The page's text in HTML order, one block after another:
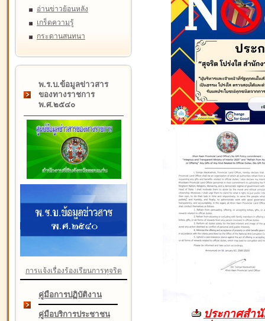
อ่านข่าวย้อนหลัง
เกร็ดความรู้
กระดานสนทนา
พ.ร.บ.ข้อมูลข่าวสาร
ของทางราชการ
พ.ศ.๒๕๔๐
การแจ้งเรื่องร้องเรียนการทุจริต
คู่มือการปฏิบัติงาน
คู่มือบริการประชาชน
ประกาศสำ